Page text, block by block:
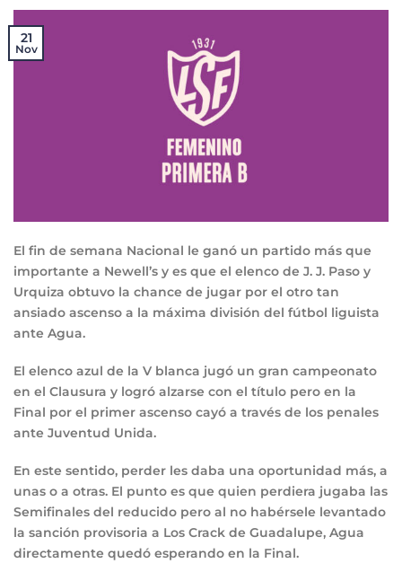
21
Nov
El fin de semana Nacional le ganó un partido más que
importante a Newell’s y es que el elenco de J. J. Paso y
Urquiza obtuvo la chance de jugar por el otro tan
ansiado ascenso a la máxima división del fútbol liguista
ante Agua.
El elenco azul de la V blanca jugó un gran campeonato
en el Clausura y logró alzarse con el título pero en la
Final por el primer ascenso cayó a través de los penales
ante Juventud Unida.
En este sentido, perder les daba una oportunidad más, a
unas o a otras. El punto es que quien perdiera jugaba las
Semifinales del reducido pero al no habérsele levantado
la sanción provisoria a Los Crack de Guadalupe, Agua
directamente quedó esperando en la Final.